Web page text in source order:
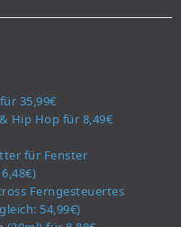
35,99€
Hip Hop für 8,49€
für Fenster
Ferngesteuertes
54,99€)